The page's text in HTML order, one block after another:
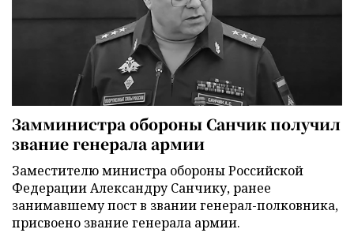
Замминистра обороны Санчик получил
звание генерала армии
Заместителю министра обороны Российской
Федерации Александру Санчику, ранее
занимавшему пост в звании генерал-полковника,
присвоено звание генерала армии.